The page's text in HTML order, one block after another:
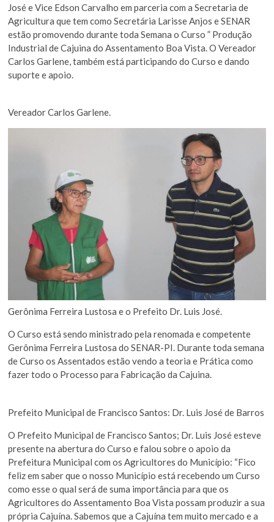
José e Vice Edson Carvalho em parceria com a Secretaria de
Agricultura que tem como Secretária Larisse Anjos e SENAR
estão promovendo durante toda Semana o Curso ” Produção
Industrial de Cajuina do Assentamento Boa Vista. O Vereador
Carlos Garlene, também está participando do Curso e dando
suporte e apoio.
Vereador Carlos Garlene.
Gerônima Ferreira Lustosa e o Prefeito Dr. Luis José.
O Curso está sendo ministrado pela renomada e competente
Gerônima Ferreira Lustosa do SENAR-PI. Durante toda semana
de Curso os Assentados estão vendo a teoria e Prática como
fazer todo o Processo para Fabricação da Cajuina.
Prefeito Municipal de Francisco Santos: Dr. Luis José de Barros
O Prefeito Municipal de Francisco Santos; Dr. Luis José esteve
presente na abertura do Curso e falou sobre o apoio da
Prefeitura Municipal com os Agricultores do Município: “Fico
feliz em saber que o nosso Município está recebendo um Curso
como esse o qual será de suma importância para que os
Agricultores do Assentamento Boa Vista possam produzir a sua
própria Cajuína. Sabemos que a Cajuína tem muito mercado e a